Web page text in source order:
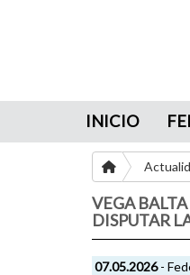
INICIO
VEGA
DISPUTAR
07.05.2026-